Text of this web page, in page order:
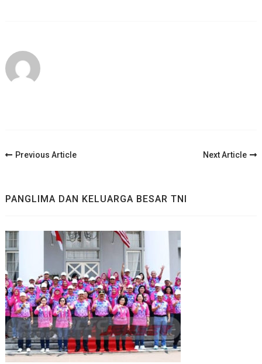
Post
Previous Article Next Article
PANGLIMA DAN KELUARGA BESAR TNI